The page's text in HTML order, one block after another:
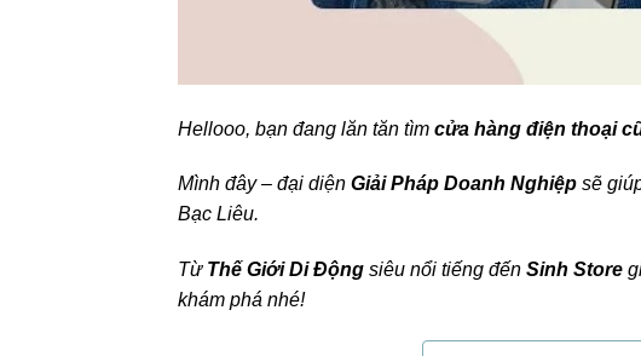
Hellooo, bạn đang lăn tăn tìm cửa hàng điện thoại
Mình đây – đại diện Giải Pháp Doanh Nghiệp sẽ
Bạc Liêu.
Từ Thế Giới Di Động siêu nổi tiếng đến Sinh Store
khám phá nhé!